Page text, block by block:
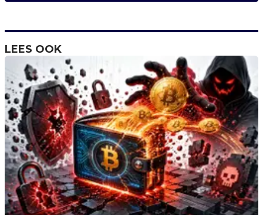
LEES OOK